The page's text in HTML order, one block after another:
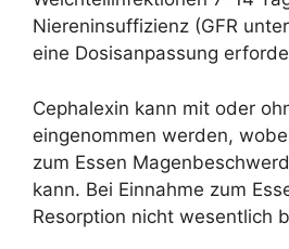
Niereninsuffizienz (GFR
eine Dosisanpassung
Cephalexin kann mit oder
eingenommen werden,
zum Essen
kann. Bei Einnahme zum
Resorption nicht wesentlich